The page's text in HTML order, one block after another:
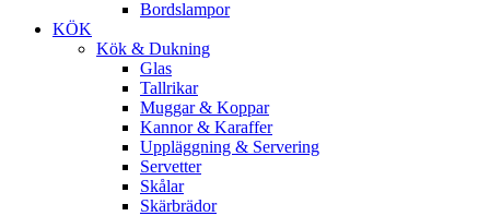
Bordslampor
KÖK
Kök & Dukning
Glas
Tallrikar
Muggar & Koppar
Kannor & Karaffer
Uppläggning & Servering
Servetter
Skålar
Skärbrädor